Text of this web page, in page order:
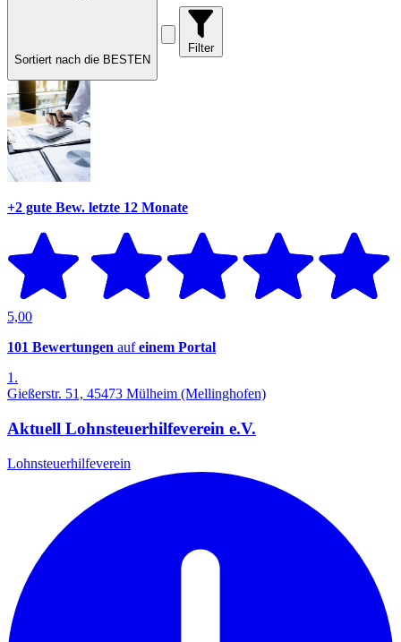
Sortiert nach die BESTEN
Filter
+2 gute Bew. letzte 12 Monate
5,00
101 Bewertungen aufeinem Portal
1.
Gießerstr. 51, 45473 Mülheim (Mellinghofen)
Aktuell Lohnsteuerhilfeverein e.V.
Lohnsteuerhilfeverein